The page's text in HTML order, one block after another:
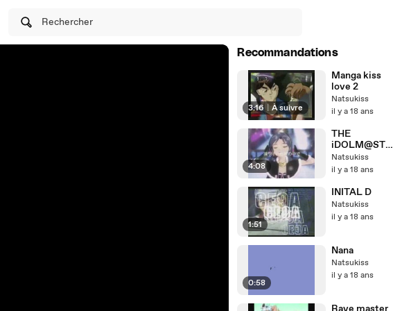
Rechercher
Recommandations
3:16 À suivre
Manga kiss
love 2
Natsukiss
il y a 18 ans
4:08
THE
iDOLM@STE
R『한탄의 눈』
키사라기 치하
Natsukiss
il y a 18 ans
1:51
INITAL D
Natsukiss
il y a 18 ans
0:58
Nana
Natsukiss
il y a 18 ans